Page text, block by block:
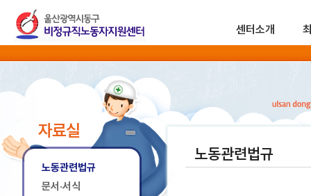
센터소개
자료실
노동관련법규
문서·서식
노동관련법규